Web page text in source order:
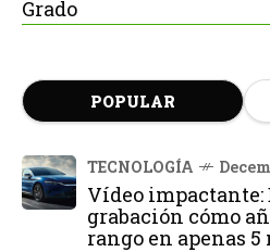
Grado
POPULAR
TECNOLOGÍA
Vídeo impactante:
grabación cómo
rango en apenas